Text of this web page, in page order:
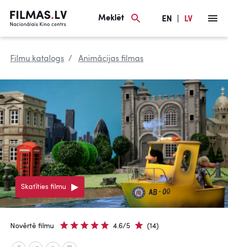
Meklēt EN LV
Filmu katalogs Animācijas filmas
Skatīties filmu
Novērtē filmu 4.6/5 (14)